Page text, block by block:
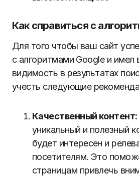
Как справиться с
Для того чтобы ваш сайт
с алгоритмами Google и имел
видимость в результатах
учесть следующие
Качественный контент:
уникальный и полезный
будет интересен и
посетителям. Это
страницам привлечь